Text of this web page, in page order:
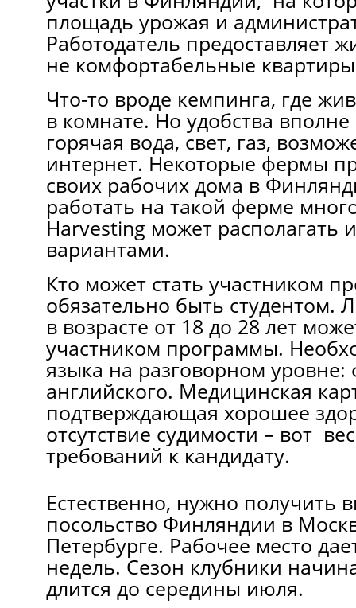
площадь урожая и
Работодатель предоставляет
не комфортабельные
Что-то вроде кемпинга, где
в комнате. Но удобства
горячая вода, свет, газ,
интернет. Некоторые фермы
своих рабочих дома в
работать на такой ферме
Harvesting может располагать
вариантами.
Кто может стать участником
обязательно быть
в возрасте от 18 до 28 лет
участником программы.
языка на разговорном уровне:
английского. Медицинская
подтверждающая хорошее
отсутствие судимости – вот
требований к кандидату.
Естественно, нужно получить
посольство Финляндии в
Петербурге. Рабочее место
недель. Сезон клубники
длится до середины июля.